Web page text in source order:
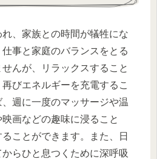
、家族との時間が犠牲にな
事と家庭のバランスをとる
んが、リラックスすること
びエネルギーを充電するこ
週に一度のマッサージや温
画などの趣味に浸ること
ことができます。また、日
らひと息つくために深呼吸